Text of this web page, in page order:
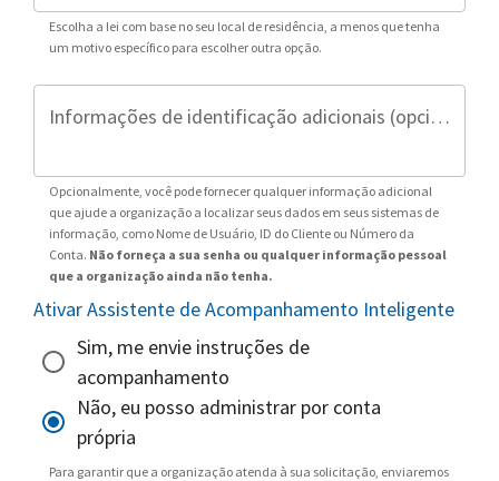
Escolha a lei com base no seu local de residência, a menos que tenha
um motivo específico para escolher outra opção.
Informações de identificação adicionais (opcional)
Opcionalmente, você pode fornecer qualquer informação adicional
que ajude a organização a localizar seus dados em seus sistemas de
informação, como Nome de Usuário, ID do Cliente ou Número da
Conta. Não forneça a sua senha ou qualquer informação pessoal
que a organização ainda não tenha.
Ativar Assistente de Acompanhamento Inteligente
Sim, me envie instruções de
acompanhamento
Não, eu posso administrar por conta
própria
Para garantir que a organização atenda à sua solicitação, enviaremos